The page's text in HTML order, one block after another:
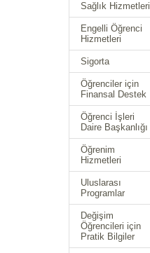
Sağlık Hizmetleri
Engelli Öğrenci
Hizmetleri
Sigorta
Öğrenciler için
Finansal Destek
Öğrenci İşleri
Daire Başkanlığı
Öğrenim
Hizmetleri
Uluslarası
Programlar
Değişim
Öğrencileri için
Pratik Bilgiler